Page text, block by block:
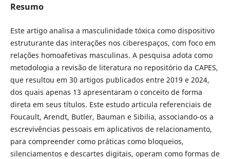
Resumo
Este artigo analisa a masculinidade tóxica como dispositivo
estruturante das interações nos ciberespaços, com foco em
relações homoafetivas masculinas. A pesquisa adota como
metodologia a revisão de literatura no repositório da CAPES,
que resultou em 30 artigos publicados entre 2019 e 2024,
dos quais apenas 13 apresentaram o conceito de forma
direta em seus títulos. Este estudo articula referenciais de
Foucault, Arendt, Butler, Bauman e Sibilia, associando-os a
escrevivências pessoais em aplicativos de relacionamento,
para compreender como práticas como bloqueios,
silenciamentos e descartes digitais, operam como formas de